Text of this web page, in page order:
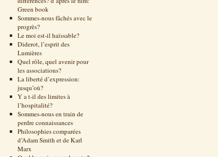
Green book
Sommes-nous fâchés avec le
progrès?
Le moi est-il haïssable?
Diderot, l’esprit des
Lumières
Quel rôle, quel avenir pour
les associations?
La liberté d’expression:
jusqu’où?
Y a t-il des limites à
l’hospitalité?
Sommes-nous en train de
perdre connaissances
Philosophies comparées
d’Adam Smith et de Karl
Marx